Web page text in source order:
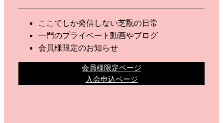
ここでしか発信しない芝翫の日常
一門のプライベート動画やブログ
会員様限定のお知らせ
会員様限定ページ
入会申込ページ